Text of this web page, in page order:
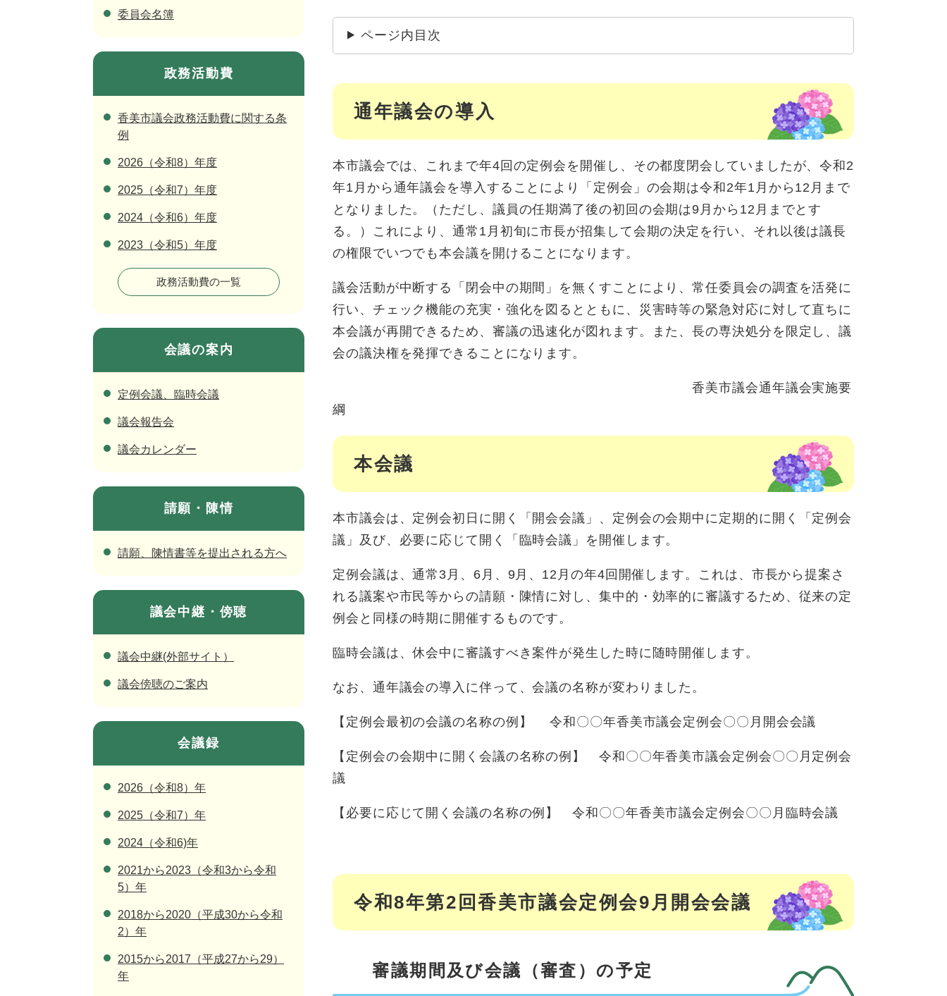
ページ内目次
通年議会の導入
本市議会では、これまで年4回の定例会を開催し、その都度閉会していましたが、令和2
年1月から通年議会を導入することにより「定例会」の会期は令和2年1月から12月まで
となりました。（ただし、議員の任期満了後の初回の会期は9月から12月までとす
る。）これにより、通常1月初旬に市長が招集して会期の決定を行い、それ以後は議長
の権限でいつでも本会議を開けることになります。
議会活動が中断する「閉会中の期間」を無くすことにより、常任委員会の調査を活発に
行い、チェック機能の充実・強化を図るとともに、災害時等の緊急対応に対して直ちに
本会議が再開できるため、審議の迅速化が図れます。また、長の専決処分を限定し、議
会の議決権を発揮できることになります。
香美市議会通年議会実施要
綱
本会議
本市議会は、定例会初日に開く「開会会議」、定例会の会期中に定期的に開く「定例会
議」及び、必要に応じて開く「臨時会議」を開催します。
定例会議は、通常3月、6月、9月、12月の年4回開催します。これは、市長から提案さ
れる議案や市民等からの請願・陳情に対し、集中的・効率的に審議するため、従来の定
例会と同様の時期に開催するものです。
臨時会議は、休会中に審議すべき案件が発生した時に随時開催します。
なお、通年議会の導入に伴って、会議の名称が変わりました。
【定例会最初の会議の名称の例】 令和〇〇年香美市議会定例会〇〇月開会会議
【定例会の会期中に開く会議の名称の例】 令和〇〇年香美市議会定例会〇〇月定例会
議
【必要に応じて開く会議の名称の例】 令和〇〇年香美市議会定例会〇〇月臨時会議
令和8年第2回香美市議会定例会9月開会会議
審議期間及び会議（審査）の予定
委員会名簿
政務活動費
香美市議会政務活動費に関する条
例
2026（令和8）年度
2025（令和7）年度
2024（令和6）年度
2023（令和5）年度
政務活動費の一覧
会議の案内
定例会議、臨時会議
議会報告会
議会カレンダー
請願・陳情
請願、陳情書等を提出される方へ
議会中継・傍聴
議会中継(外部サイト）
議会傍聴のご案内
会議録
2026（令和8）年
2025（令和7）年
2024（令和6)年
2021から2023（令和3から令和
5）年
2018から2020（平成30から令和
2）年
2015から2017（平成27から29）
年